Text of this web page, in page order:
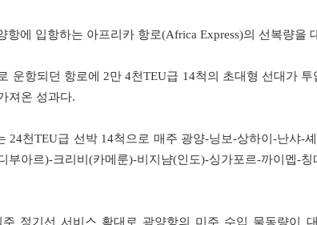
항에 입항하는 아프리카 항로(Africa Express)의 선복량을
운항되던 항로에 2만 4천TEU급 14척의 초대형 선대가 투
져온 성과다.
24천TEU급 선박 14척으로 매주 광양-닝보-상하이-난샤-
부아르)-크리비(카메룬)-비지냠(인도)-싱가포르-까이멥-
정기선 서비스 확대로 광양항의 미주 수입 물동량이